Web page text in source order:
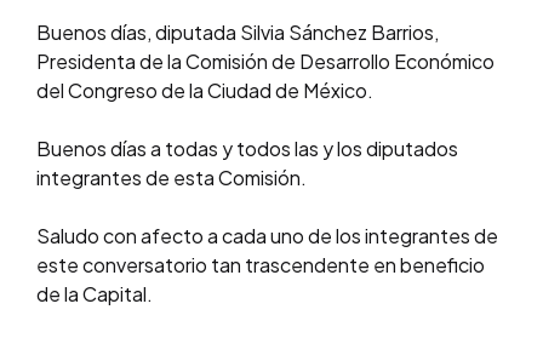
Buenos días, diputada Silvia Sánchez Barrios,
Presidenta de la Comisión de Desarrollo Económico
del Congreso de la Ciudad de México.
Buenos días a todas y todos las y los diputados
integrantes de esta Comisión.
Saludo con afecto a cada uno de los integrantes de
este conversatorio tan trascendente en beneficio
de la Capital.